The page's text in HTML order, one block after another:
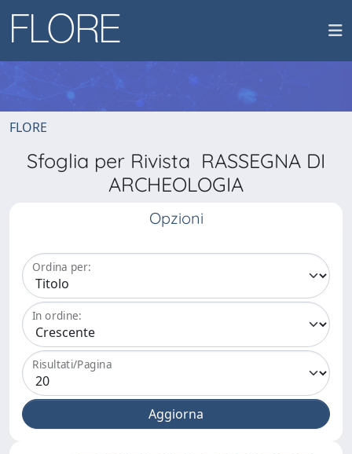
FLORE
Sfoglia per Rivista RASSEGNA DI
ARCHEOLOGIA
Opzioni
Ordina per:
In ordine:
Risultati/Pagina